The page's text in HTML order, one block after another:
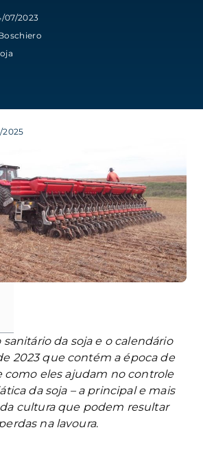
07/2023
2025
sanitário da soja e o calendário
2023 que contém a época de
como eles ajudam no controle
da soja – a principal e mais
cultura que podem resultar
na lavoura.